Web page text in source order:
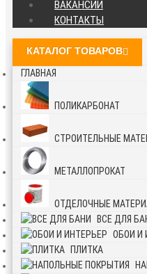
ВАКАНСИИ
КОНТАКТЫ
КАТАЛОГ ТОВАРОВ
ГЛАВНАЯ
ПОЛИКАРБОНАТ
СТРОИТЕЛЬНЫЕ
МЕТАЛЛОПРОКАТ
ОТДЕЛОЧНЫЕ
ВСЕ ДЛЯ
ОБОИ И
ПЛИТКА